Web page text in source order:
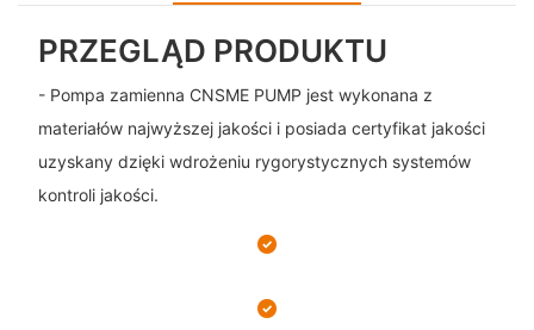
PRZEGLĄD PRODUKTU
- Pompa zamienna CNSME PUMP jest wykonana z
materiałów najwyższej jakości i posiada certyfikat jakości
uzyskany dzięki wdrożeniu rygorystycznych systemów
kontroli jakości.